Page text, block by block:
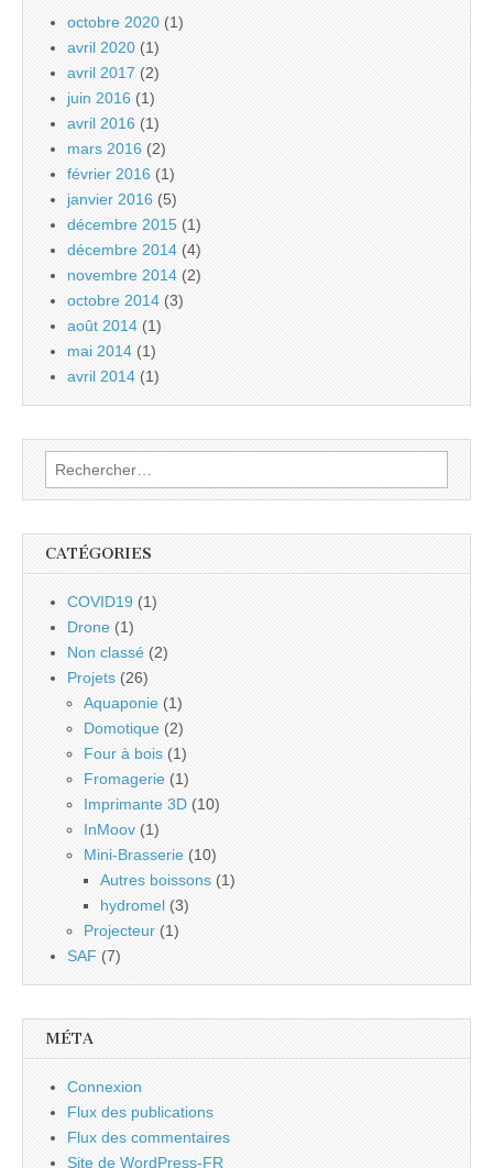
octobre 2020 (1)
avril 2020 (1)
avril 2017 (2)
juin 2016 (1)
avril 2016 (1)
mars 2016 (2)
février 2016 (1)
janvier 2016 (5)
décembre 2015 (1)
décembre 2014 (4)
novembre 2014 (2)
octobre 2014 (3)
août 2014 (1)
mai 2014 (1)
avril 2014 (1)
Rechercher :
CATÉGORIES
COVID19 (1)
Drone (1)
Non classé (2)
Projets (26)
Aquaponie (1)
Domotique (2)
Four à bois (1)
Fromagerie (1)
Imprimante 3D (10)
InMoov (1)
Mini-Brasserie (10)
Autres boissons (1)
hydromel (3)
Projecteur (1)
SAF (7)
MÉTA
Connexion
Flux des publications
Flux des commentaires
Site de WordPress-FR